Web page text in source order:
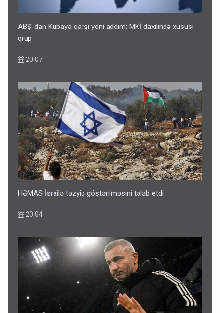
ABŞ-dan Kubaya qarşı yeni addım: MKİ daxilində xüsusi
qrup
20:07
HƏMAS İsrailə təzyiq göstərilməsini tələb etdi
20:04